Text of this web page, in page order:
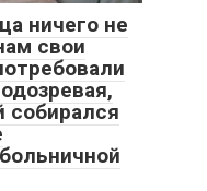
ничего не
свои
собирался